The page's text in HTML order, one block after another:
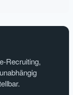
Recruiting,